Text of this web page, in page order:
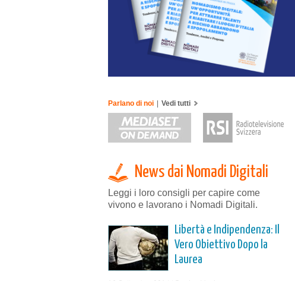
Parlano di noi | Vedi tutti
News dai Nomadi Digitali
Leggi i loro consigli per capire come
vivono e lavorano i Nomadi Digitali.
Libertà e Indipendenza: Il
Vero Obiettivo Dopo la
Laurea